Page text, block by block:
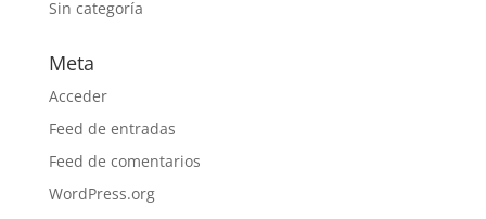
Sin categoría
Meta
Acceder
Feed de entradas
Feed de comentarios
WordPress.org